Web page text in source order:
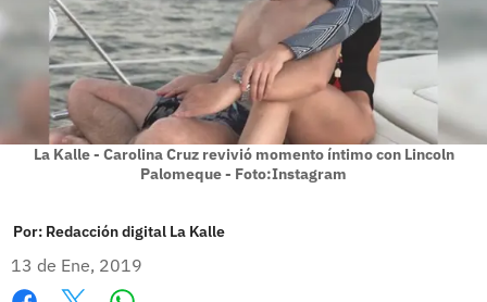
La Kalle - Carolina Cruz revivió momento íntimo con Lincoln
Palomeque - Foto:Instagram
Por: Redacción digital La Kalle
13 de Ene, 2019